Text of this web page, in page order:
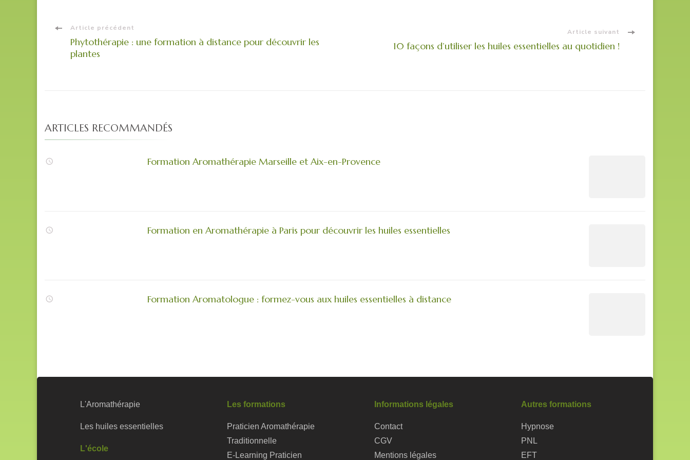
Navigation
d'article
Article précédent
Phytothérapie : une formation à distance pour découvrir les
plantes
Article suivant
10 façons d’utiliser les huiles essentielles au quotidien !
ARTICLES RECOMMANDÉS
Formation Aromathérapie Marseille et Aix-en-Provence
Formation en Aromathérapie à Paris pour découvrir les huiles essentielles
Formation Aromatologue : formez-vous aux huiles essentielles à distance
L'Aromathérapie
Les huiles essentielles
L'école
Les formations
Praticien Aromathérapie
Traditionnelle
E-Learning Praticien
Informations légales
Contact
CGV
Mentions légales
Autres formations
Hypnose
PNL
EFT